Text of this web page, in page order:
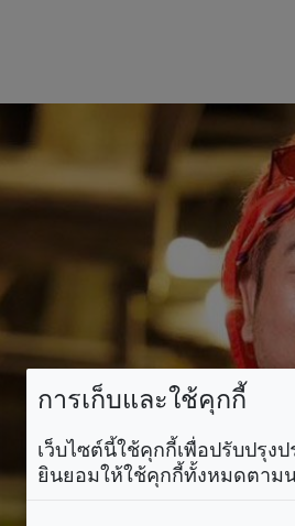
การเก็บและใช้คุกกี้
เว็บไซต์นี้ใช้คุกกี้เพื่อปรับปรุง
ยินยอมให้ใช้คุกกี้ทั้งหมดตาม